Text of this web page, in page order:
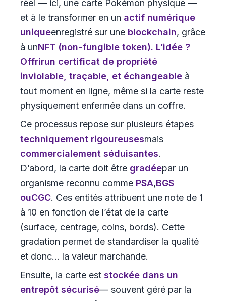
réel — ici, une carte Pokémon physique —
et à le transformer en un actif numérique
uniqueenregistré sur une blockchain, grâce
à unNFT (non-fungible token). L’idée ?
Offrirun certificat de propriété
inviolable, traçable, et échangeable à
tout moment en ligne, même si la carte reste
physiquement enfermée dans un coffre.
Ce processus repose sur plusieurs étapes
techniquement rigoureusesmais
commercialement séduisantes.
D’abord, la carte doit être gradéepar un
organisme reconnu comme PSA,BGS
ouCGC. Ces entités attribuent une note de 1
à 10 en fonction de l’état de la carte
(surface, centrage, coins, bords). Cette
gradation permet de standardiser la qualité
et donc... la valeur marchande.
Ensuite, la carte est stockée dans un
entrepôt sécurisé— souvent géré par la